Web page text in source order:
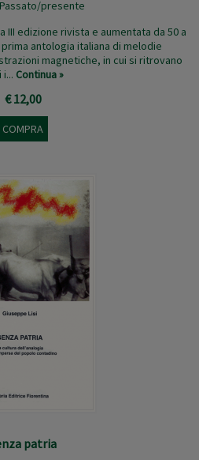
Passato/presente
III edizione rivista e aumentata da 50 a
antologia italiana di melodie
magnetiche, in cui si ritrovano
Continua »
€ 12,00
COMPRA
patria